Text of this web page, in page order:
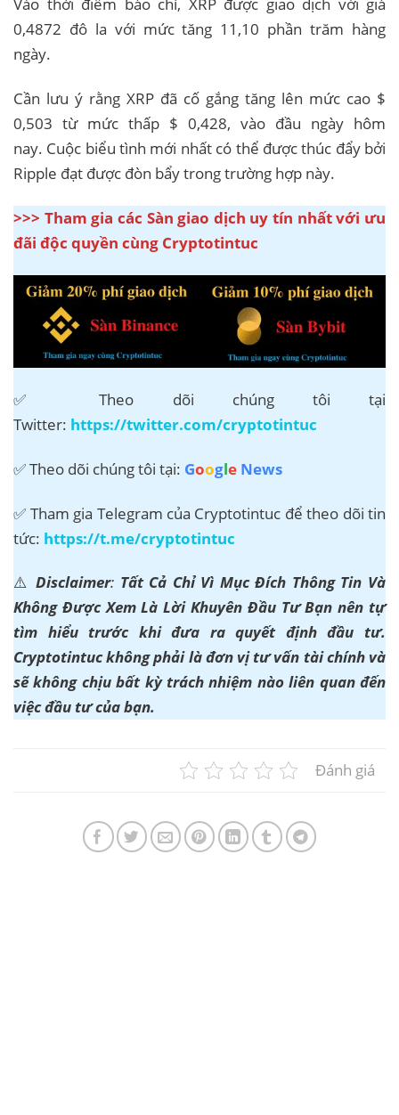
0,4872 đô la với mức tăng 11,10 phần trăm hàng
ngày.
Cần lưu ý rằng XRP đã cố gắng tăng lên mức cao $
0,503 từ mức thấp $ 0,428, vào đầu ngày hôm
nay. Cuộc biểu tình mới nhất có thể được thúc đẩy bởi
Ripple đạt được đòn bẩy trong trường hợp này.
>>> Tham gia các Sàn giao dịch uy tín nhất với ưu
đãi độc quyền cùng Cryptotintuc
✅ Theo dõi chúng tôi tại
Twitter: https://twitter.com/cryptotintuc
✅ Theo dõi chúng tôi tại: Google News
✅ Tham gia Telegram của Cryptotintuc để theo dõi tin
tức: https://t.me/cryptotintuc
⚠️Disclaimer: Tất Cả Chỉ Vì Mục Đích Thông Tin Và
Không Được Xem Là Lời Khuyên Đầu Tư Bạn nên tự
tìm hiểu trước khi đưa ra quyết định đầu tư.
Cryptotintuc không phải là đơn vị tư vấn tài chính và
sẽ không chịu bất kỳ trách nhiệm nào liên quan đến
việc đầu tư của bạn.
Đánh giá